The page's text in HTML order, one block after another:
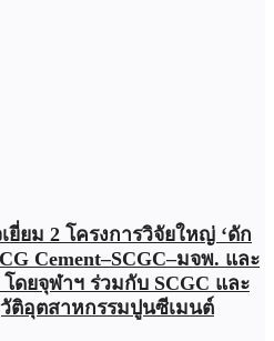
ยม 2 โครงการวิจัยใหญ่ ‘ดัก
Cement–SCGC–มจพ. และ
โดยจุฬาฯ ร่วมกับ SCGC และ
ติอุตสาหกรรมปูนซีเมนต์